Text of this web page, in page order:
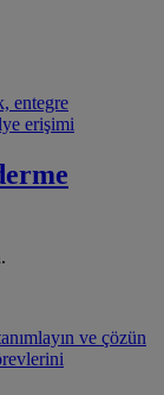
entegre
erişimi
ve çözün